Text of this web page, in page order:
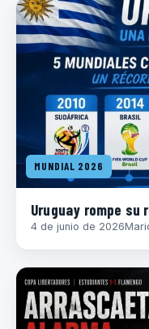
MUNDIAL 2026
Uruguay rompe
4 de junio de 2026